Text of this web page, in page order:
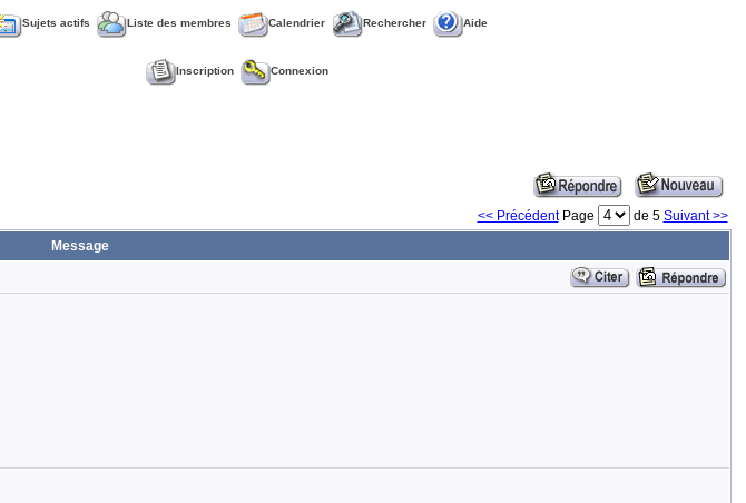
Sujets actifs Liste des membres Calendrier Rechercher Aide
Inscription Connexion
<< PrécédentPage de 5 Suivant >>
Message